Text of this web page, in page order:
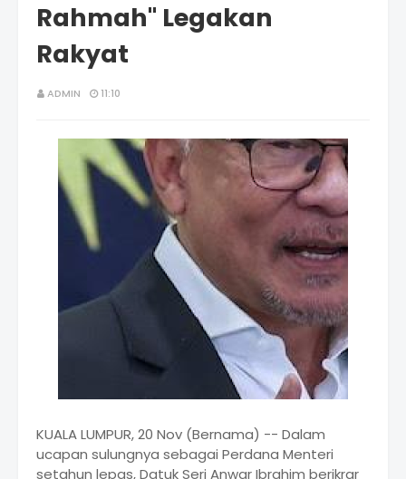
Rahmah" Legakan
Rakyat
ADMIN 11:10
KUALA LUMPUR, 20 Nov (Bernama) -- Dalam
ucapan sulungnya sebagai Perdana Menteri
setahun lepas, Datuk Seri Anwar Ibrahim berikrar